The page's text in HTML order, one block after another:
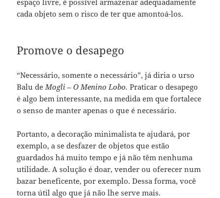
cada objeto sem o risco de ter que amontoá-los.
Promove o desapego
“Necessário, somente o necessário”, já diria o urso
Balu de Mogli – O Menino Lobo.Praticar o desapego
é algo bem interessante, na medida em que fortalece
o senso de manter apenas o que é necessário.
Portanto, a decoração minimalista te ajudará, por
exemplo, a se desfazer de objetos que estão
guardados há muito tempo e já não têm nenhuma
utilidade. A solução é doar, vender ou oferecer num
bazar beneficente, por exemplo. Dessa forma, você
torna útil algo que já não lhe serve mais.